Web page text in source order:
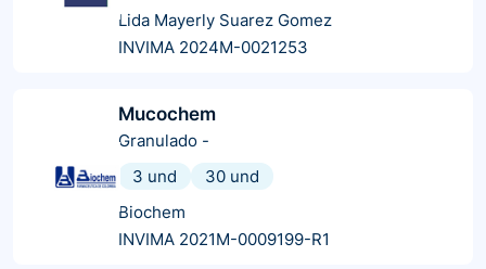
Lida Mayerly Suarez Gomez
INVIMA 2024M-0021253
Mucochem
Granulado -
3 und
30 und
Biochem
INVIMA 2021M-0009199-R1